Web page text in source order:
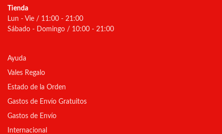
Tienda
Lun - Vie / 11:00 - 21:00
Sábado - Domingo / 10:00 - 21:00
Ayuda
Vales Regalo
Estado de la Orden
Gastos de Envío Gratuitos
Gastos de Envío
Internacional